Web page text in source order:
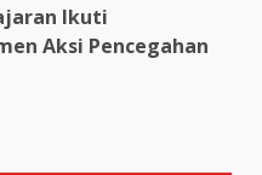
Ikuti
Aksi Pencegahan